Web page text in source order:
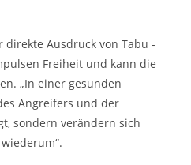
Ausdruck von Tabu -
Freiheit und kann die
„In einer gesunden
Angreifers und der
sondern verändern sich